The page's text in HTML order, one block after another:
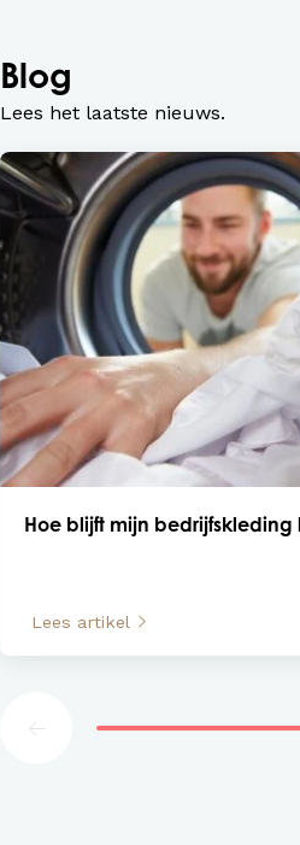
Blog
Lees het laatste nieuws.
Hoe blijft mijn bedrijfskleding
Lees artikel